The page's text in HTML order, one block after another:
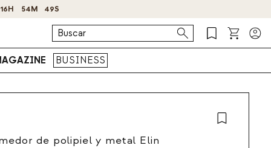
BUSINESS
de polipiel y metal Elin